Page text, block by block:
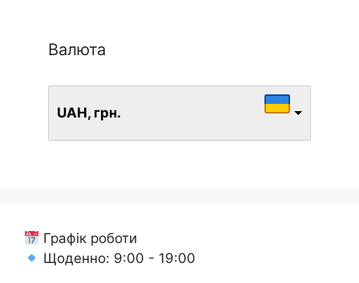
Валюта
UAH, грн.
Графік роботи
Щоденно: 9:00 - 19:00